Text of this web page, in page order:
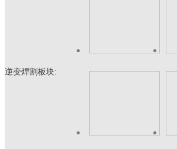
逆变焊割板块: